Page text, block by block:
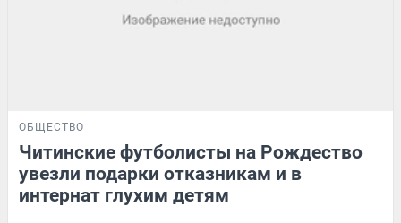
ОБЩЕСТВО
Читинские футболисты на Рождество
увезли подарки отказникам и в
интернат глухим детям